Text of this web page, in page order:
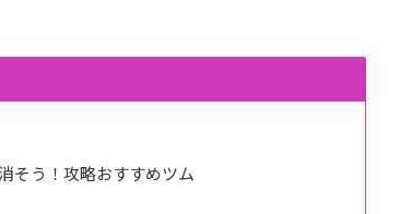
そう！攻略おすすめツム